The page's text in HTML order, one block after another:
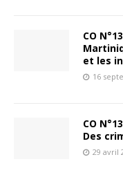
CO
et les
16
CO
Des
29 avril